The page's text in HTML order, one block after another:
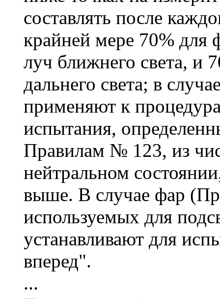
составлять после
крайней мере 70% для
луч ближнего света, и
дальнего света; в
применяют к
испытания,
Правилам № 123, из
нейтральном
выше. В случае фар
используемых для
устанавливают для
вперед".
...